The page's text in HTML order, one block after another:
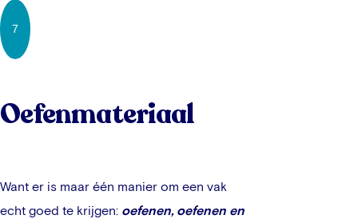
7
Oefenmateriaal
Want er is maar één manier om een vak
echt goed te krijgen: oefenen, oefenen en